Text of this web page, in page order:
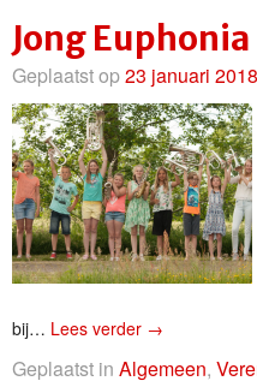
Jong Euphonia
Geplaatst op23 januari 2018
bij… Lees verder →
Geplaatst in Algemeen,